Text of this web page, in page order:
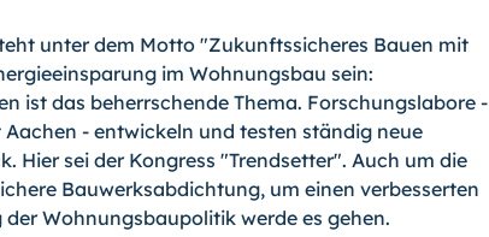
unter dem Motto "Zukunftssicheres Bauen mit
im Wohnungsbau sein:
ist das beherrschende Thema. Forschungslabore -
- entwickeln und testen ständig neue
Hier sei der Kongress "Trendsetter". Auch um die
Bauwerksabdichtung, um einen verbesserten
Wohnungsbaupolitik werde es gehen.